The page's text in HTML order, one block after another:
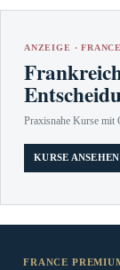
ANZEIGE ·
Praxisnahe Kurse mit
KURSE
FRANCE